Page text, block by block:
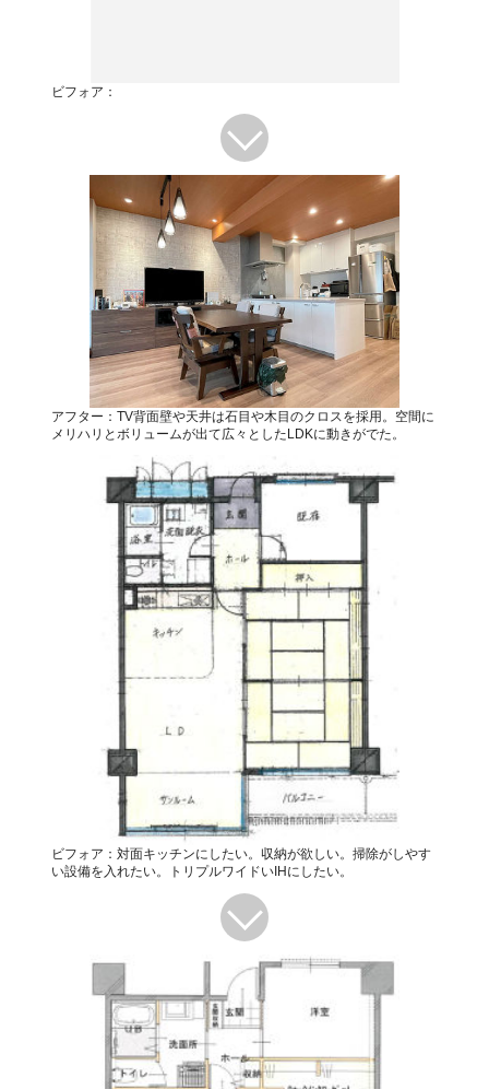
ビフォア：
アフター：TV背面壁や天井は石目や木目のクロスを採用。空間に
メリハリとボリュームが出て広々としたLDKに動きがでた。
ビフォア：対面キッチンにしたい。収納が欲しい。掃除がしやす
い設備を入れたい。トリプルワイドいIHにしたい。